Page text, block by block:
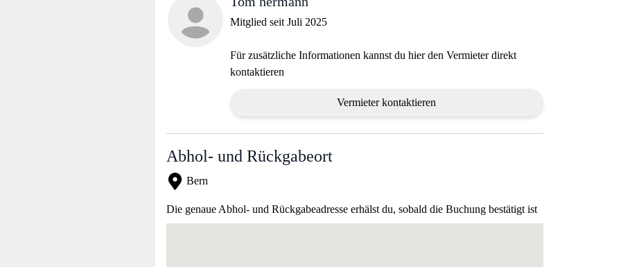
Mitglied seit Juli 2025
Für zusätzliche Informationen kannst du hier den Vermieter direkt
kontaktieren
Vermieter kontaktieren
Abhol- und Rückgabeort
Bern
Die genaue Abhol- und Rückgabeadresse erhälst du, sobald die Buchung bestätigt ist